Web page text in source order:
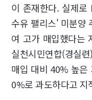
이 존재한다. 실제
수유 팰리스' 미분양
여 고가 매입했다는
실천시민연합(경실
매입 대비 40% 높은
0%로 과도하다고 지